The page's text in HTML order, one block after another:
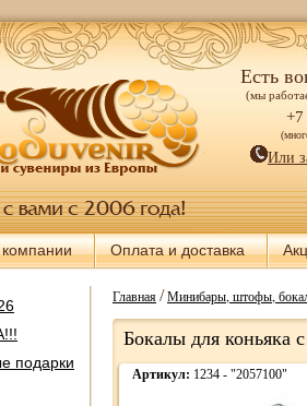
Есть
(мы
+7
Или
Оплата и доставка
подарки
Главная/Минибары, штофы,
Бокалы для коньяка
Артикул: 1234 - "2057100"